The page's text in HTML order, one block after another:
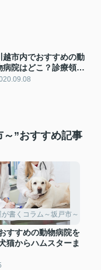
越市内でおすすめの動
病院はどこ？診療領域
あわせてご紹介
”おすすめ記事
書くコラム～坂戸市～
すすめの動物病院を
猫からハムスターま